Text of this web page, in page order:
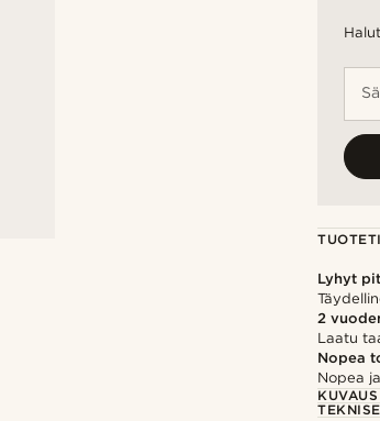
Lyhyt
2
Laatu
Nopea
Nopea
KUVAUS